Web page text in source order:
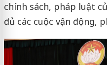
chính sách, pháp luật
đủ các cuộc vận động,